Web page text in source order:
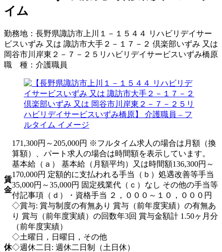
イム
勤務地： 長野県諏訪市上川１－１５４４ リハビリデイサー
ビスいずみ 又は 諏訪市大手２－１７－２ 倶楽部いずみ 又は
岡谷市川岸東２－７－２５リハビリデイサービスいずみ橋原
職 種： 介護職員
賃
金
171,300円～205,000円 ※フルタイム求人の場合は月額（換
算額）、パート求人の場合は時間額を表示しています。
基本給（ａ） 基本給（月額平均）又は時間額136,300円～
170,000円 定額的に支払われる手当（ｂ）処遇改善等手当
35,000円～35,000円 固定残業代（ｃ）なし その他の手当等
付記事項（ｄ）・資格手当 ２，０００～１０，０００円
◇賞与: 賞与制度の有無あり 賞与（前年度実績）の有無あ
り 賞与（前年度実績）の回数年3回 賞与金額計 1.50ヶ月分
（前年度実績）
休
◇土曜日，日曜日，その他
◇週休二日: 週休二日制（土日休）